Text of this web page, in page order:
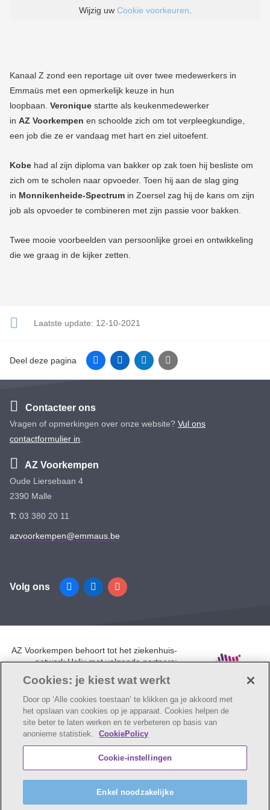
Kanaal Z zond een reportage uit over twee medewerkers in
Emmaüs met een opmerkelijk keuze in hun
loopbaan. Veronique startte als keukenmedewerker
in AZ Voorkempen en schoolde zich om tot verpleegkundige,
een job die ze er vandaag met hart en ziel uitoefent.
Kobe had al zijn diploma van bakker op zak toen hij besliste om
zich om te scholen naar opvoeder. Toen hij aan de slag ging
in Monnikenheide-Spectrum in Zoersel zag hij de kans om zijn
job als opvoeder te combineren met zijn passie voor bakken.
Twee mooie voorbeelden van persoonlijke groei en ontwikkeling
die we graag in de kijker zetten.
Laatste update: 12-10-2021
Deel deze pagina FacebookLinkedinTwitter E-mail
Contacteer ons
Vragen of opmerkingen over onze website? Vul ons
contactformulier in
AZ Voorkempen
Oude Liersebaan 4
2390 Malle
T: 03 380 20 11
azvoorkempen@emmaus.be
Volg ons FacebookLinkedinInstagram
AZ Voorkempen behoort tot het ziekenhuis-
netwerk Helix met volgende partners:
Klina.
© AZ Voorkempen
Cookie verklaring
Privacybeleid
Webtoegankelijkheidsverklaring
AZ Voorkempen maakt deel uit van
Maatschappelijke zetel Edgard Tinellaan 1c, 2800
Cookies: je kiest wat werkt
Door op ‘Alle cookies toestaan’ te klikken ga je akkoord met
het opslaan van cookies op je apparaat. Cookies helpen de
site beter te laten werken en te verbeteren op basis van
anonieme statistiek.
CookiePolicy
Cookie-instellingen
Enkel noodzakelijke